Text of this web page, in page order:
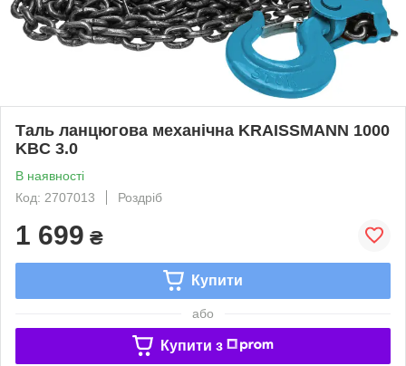
Таль ланцюгова механічна KRAISSMANN 1000
KBC 3.0
В наявності
Код: 2707013
Роздріб
1 699 ₴
Купити
або
Купити з